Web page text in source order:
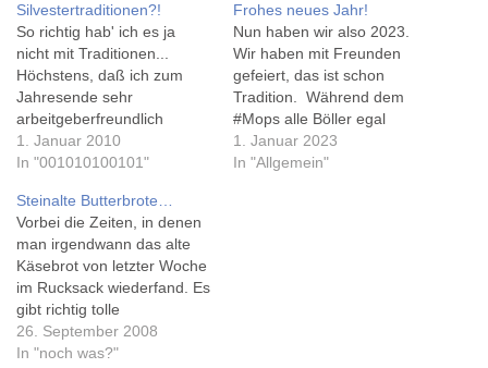
Silvestertraditionen?!
So richtig hab' ich es ja
nicht mit Traditionen...
Höchstens, daß ich zum
Jahresende sehr
arbeitgeberfreundlich
meistens krank bin... Dieses
Jahr war's aber nicht wie
eine Magen-Darm-Grippe,
sondern 'zum Glück nur'
eine
Lebensmittelunverträglichke
it (klingt besser, als es ist).
Vor'm Abendessen haben
wir mit k.eins auf dem
Schlitten eine…
1. Januar 2010
In "001010100101"
Frohes neues Jahr!
Nun haben wir also 2023.
Wir haben mit Freunden
gefeiert, das ist schon
Tradition. Während dem
#Mops alle Böller egal
waren, hat der #Hund, den
wir seit September haben,
1. Januar 2023
In "Allgemein"
Steinalte Butterbrote…
Vorbei die Zeiten, in denen
man irgendwann das alte
Käsebrot von letzter Woche
im Rucksack wiederfand. Es
gibt richtig tolle
Butterbrotideen. Warum ich
gerade heute darauf
26. September 2008
In "noch was?"